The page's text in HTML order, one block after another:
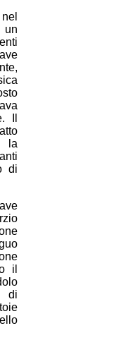
Il
la
di
il
di